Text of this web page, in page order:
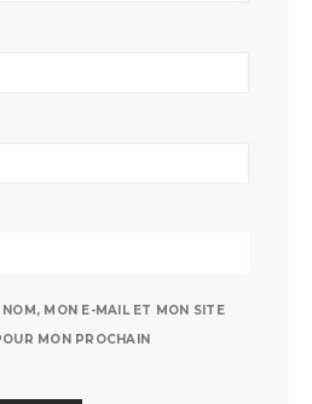
NOM, MON E-MAIL ET MON SITE
MON PROCHAIN